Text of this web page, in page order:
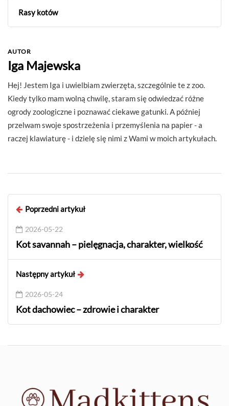
Rasy kotów
AUTOR
Iga Majewska
Hej! Jestem Iga i uwielbiam zwierzęta, szczególnie te z zoo.
Kiedy tylko mam wolną chwilę, staram się odwiedzać różne
ogrody zoologiczne i poznawać ciekawe gatunki. A później
przelwam swoje spostrzeżenia i przemyślenia na papier - a
raczej klawiaturę - i dzielę się nimi z Wami w moich artykułach.
Poprzedni artykuł
2026-05-22
Kot savannah – pielęgnacja, charakter, wielkość
Następny artykuł
2026-05-24
Kot dachowiec – zdrowie i charakter